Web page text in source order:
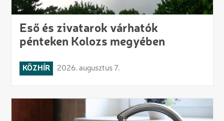
Eső és zivatarok várhatók
pénteken Kolozs megyében
KÖZHÍR 2026. augusztus 7.